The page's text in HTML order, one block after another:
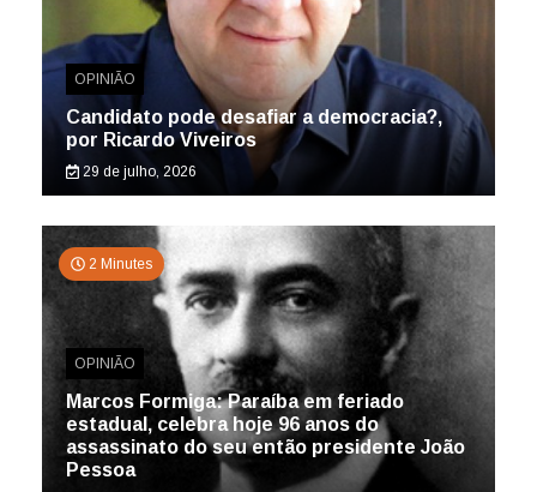
OPINIÃO
Candidato pode desafiar a democracia?,
por Ricardo Viveiros
29 de julho, 2026
2 Minutes
OPINIÃO
Marcos Formiga: Paraíba em feriado
estadual, celebra hoje 96 anos do
assassinato do seu então presidente João
Pessoa